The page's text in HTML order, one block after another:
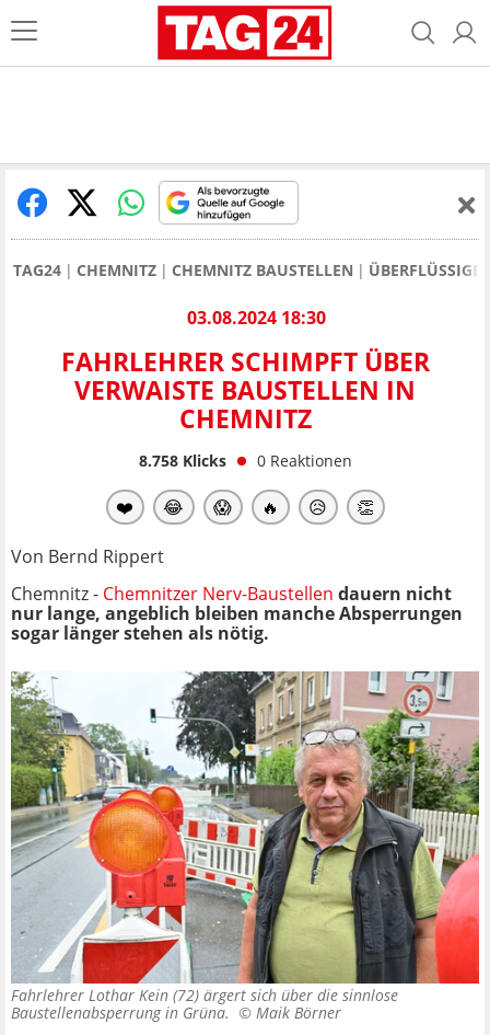
TAG24 CHEMNITZ CHEMNITZ BAUSTELLEN
03.08.2024 18:30
FAHRLEHRER SCHIMPFT ÜBER
VERWAISTE BAUSTELLEN IN
CHEMNITZ
8.758Klicks 0 Reaktionen
❤️ 😂 😱 🔥 😥 👏
Von Bernd Rippert
Chemnitz - Chemnitzer Nerv-Baustellen dauern nicht
nur lange, angeblich bleiben manche Absperrungen
sogar länger stehen als nötig.
Fahrlehrer Lothar Kein (72) ärgert sich über die sinnlose
Baustellenabsperrung in Grüna. © Maik Börner